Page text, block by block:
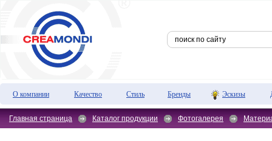
О компании Качество Стиль Бренды Эскизы
Главная страница Каталог продукции Фотогалерея